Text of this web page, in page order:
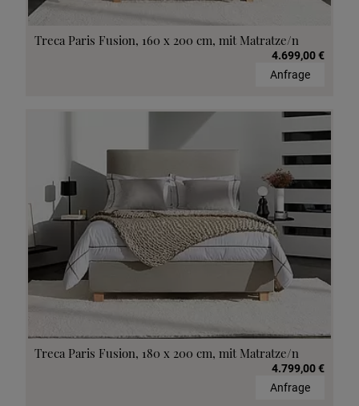
Treca Paris Fusion, 160 x 200 cm, mit Matratze/n
4.699,00 €
Anfrage
Treca Paris Fusion, 180 x 200 cm, mit Matratze/n
4.799,00 €
Anfrage